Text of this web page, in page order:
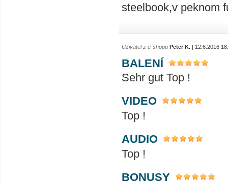
steelbook,v peknom
Uživatel z e-shopu Peter K. | 12.6.2016
BALENÍ
Sehr gut Top !
VIDEO
Top !
AUDIO
Top !
BONUSY